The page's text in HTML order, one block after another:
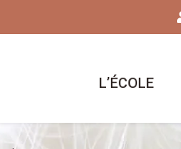
L’ÉCOLE